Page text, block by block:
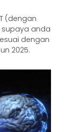
(dengan
supaya anda
dengan
2025.